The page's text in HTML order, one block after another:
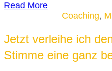
Read More
Coaching,
Jetzt verleihe ich
Stimme eine ganz